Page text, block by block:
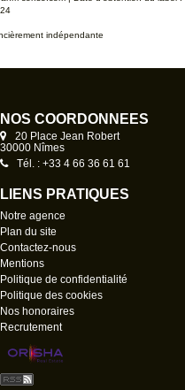
indépendante
NOS COORDONNÉES
20 Place Jean Robert
30000 Nîmes
Tél. : +33 4 66 36 61 61
LIENS PRATIQUES
Notre agence
Plan du site
Contactez-nous
Mentions
Politique de confidentialité
Politique des cookies
Nos honoraires
Recrutement